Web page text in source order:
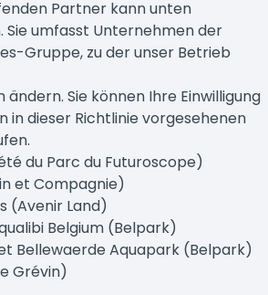
Partner kann unten
Sie umfasst Unternehmen der
Gruppe, zu der unser Betrieb
ändern. Sie können Ihre Einwilligung
in dieser Richtlinie vorgesehenen
du Parc du Futuroscope)
et Compagnie)
(Avenir Land)
Belgium (Belpark)
Bellewaerde Aquapark (Belpark)
Grévin)